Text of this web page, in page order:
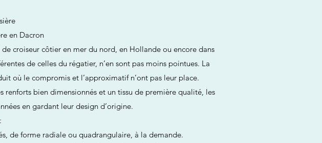
en Dacron
croiseur côtier en mer du nord, en Hollande ou encore dans
de celles du régatier, n’en sont pas moins pointues. La
où le compromis et l’approximatif n’ont pas leur place.
bien dimensionnés et un tissu de première qualité, les
en gardant leur design d’origine.
de forme radiale ou quadrangulaire, à la demande.